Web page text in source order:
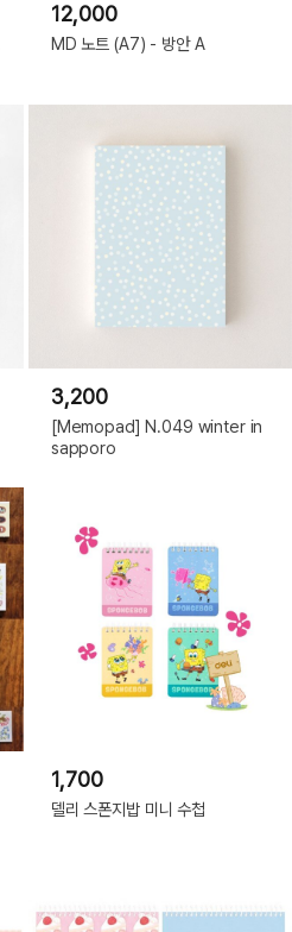
12,000
MD 노트 (A7) - 방안 A
3,200
[Memopad] N.049 winter in
sapporo
1,700
델리 스폰지밥 미니 수첩